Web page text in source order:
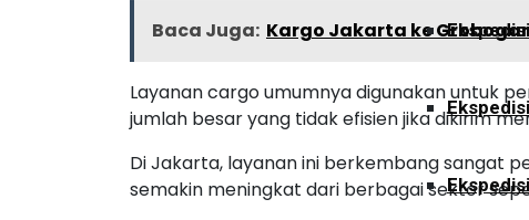
Baca Juga: Kargo Jakarta ke
Layanan cargo umumnya digunakan untuk
jumlah besar yang tidak efisien jika dikirim
Di Jakarta, layanan ini berkembang sangat
semakin meningkat dari berbagai sektor